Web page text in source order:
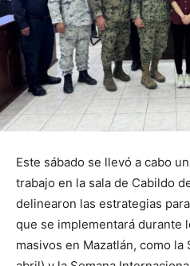
Este sábado se llevó a cabo
trabajo en la sala de Cabildo
delinearon las estrategias
que se implementará durante
masivos en Mazatlán, como la